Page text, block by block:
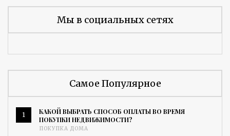
Мы в социальных сетях
Самое Популярное
1
КАКОЙ ВЫБРАТЬ СПОСОБ ОПЛАТЫ ВО ВРЕМЯ
ПОКУПКИ НЕДВИЖИМОСТИ?
ПОКУПКА ДОМА